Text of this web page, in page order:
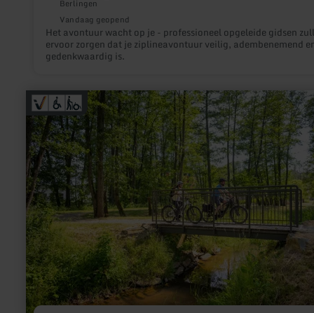
Berlingen
Vandaag geopend
Het avontuur wacht op je - professioneel opgeleide gidsen
ervoor zorgen dat je ziplineavontuur veilig, adembenemend
gedenkwaardig is.
meer
informatie
over:
Kurpark
Stadtkyll